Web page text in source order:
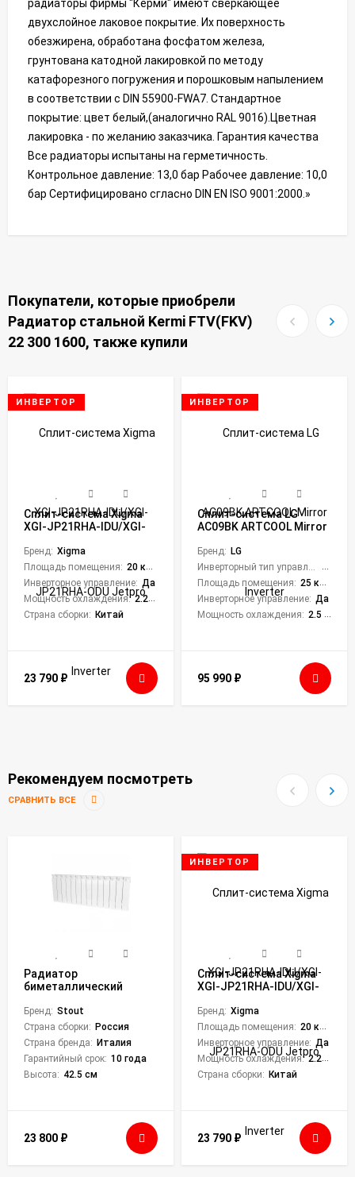
радиаторы фирмы "Керми" имеют сверкающее
двухслойное лаковое покрытие. Их поверхность
обезжирена, обработана фосфатом железа,
грунтована катодной лакировкой по методу
катафорезного погружения и порошковым напылением
в соответствии с DIN 55900-FWA7. Стандартное
покрытие: цвет белый,(аналогично RAL 9016).Цветная
лакировка - по желанию заказчика. Гарантия качества
Все радиаторы испытаны на герметичность.
Контрольное давление: 13,0 бар Рабочее давление: 10,0
бар Сертифицировано сгласно DIN EN ISO 9001:2000.»
Покупатели, которые приобрели
Радиатор стальной Kermi FTV(FKV)
22 300 1600, также купили
ИНВЕРТОР
Сплит-система Xigma
XGI-JP21RHA-IDU/XGI-
Inverter
Бренд: Xigma
Площадь помещения: 20 кв. м.
Инверторное управление: Да
Мощность охлаждения: 2.25 кВт
Страна сборки: Китай
23 790 ₽
ИНВЕРТОР
Сплит-система LG
AC09BK ARTCOOL Mirror
Бренд: LG
Инверторный тип управления:
Да
Площадь помещения: 25 кв. м.
Инверторное управление: Да
Мощность охлаждения: 2.5 кВт
95 990 ₽
Рекомендуем посмотреть
СРАВНИТЬ ВСЕ
Радиатор
биметаллический
секций)
Бренд: Stout
Страна сборки: Россия
Страна бренда: Италия
Гарантийный срок: 10 года
Высота: 42.5 см
23 800 ₽
ИНВЕРТОР
Сплит-система Xigma
XGI-JP21RHA-IDU/XGI-
Inverter
Бренд: Xigma
Площадь помещения: 20 кв. м.
Инверторное управление: Да
Мощность охлаждения: 2.25 кВт
Страна сборки: Китай
23 790 ₽